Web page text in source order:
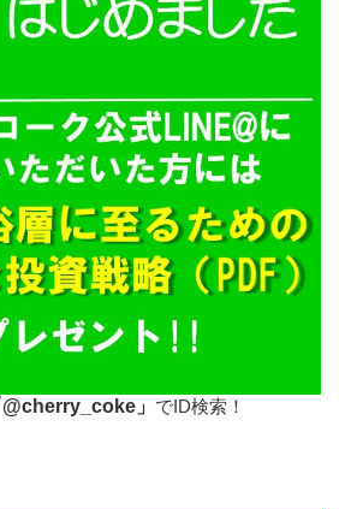
@cherry_coke」 でID検索！